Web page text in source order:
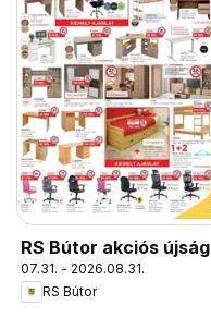
RS Bútor akciós újság
07.31. - 2026.08.31.
RS Bútor